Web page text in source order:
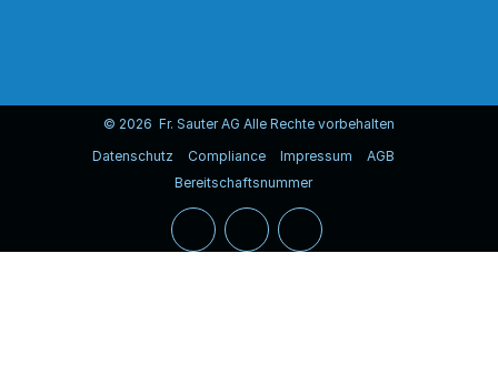
© 2026 Fr. Sauter AG Alle Rechte vorbehalten
Datenschutz
Compliance Impressum
AGB
Bereitschaftsnummer